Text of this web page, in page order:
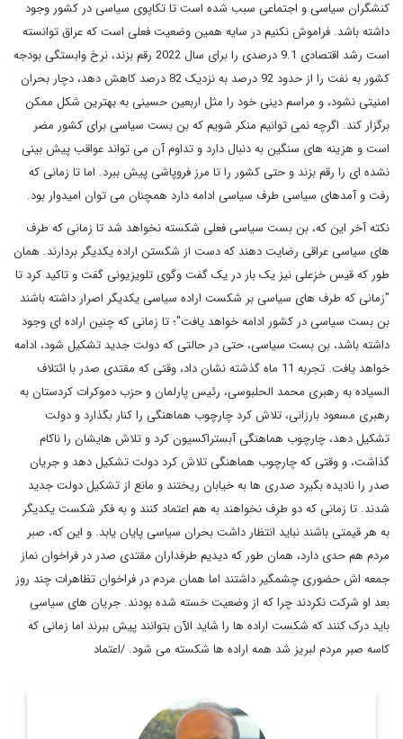
کنشگران سیاسی و اجتماعی سبب شده است تا تکاپوی سیاسی در کشور وجود
داشته باشد. فراموش نکنیم در سایه همین وضعیت فعلی است که عراق توانسته
است رشد اقتصادی 9.1 درصدی را برای سال 2022 رقم بزند، نرخ وابستگی بودجه
کشور به نفت را از حدود 92 درصد به نزدیک 82 درصد کاهش دهد، دچار بحران
امنیتی نشود، و مراسم دینی خود را مثل اربعین حسینی به بهترین شکل ممکن
برگزار کند. اگرچه نمی توانیم منکر شویم که بن بست سیاسی برای کشور مضر
است و هزینه های سنگین به دنبال دارد و تداوم آن می تواند عواقب پیش بینی
نشده ای را رقم بزند و حتی کشور را تا مرز فروپاشی پیش ببرد. اما تا زمانی که
رفت و آمدهای سیاسی طرف سیاسی ادامه دارد همچنان می توان امیدوار بود.
نکته آخر این که، بن بست سیاسی فعلی شکسته نخواهد شد تا زمانی که طرف
های سیاسی عراقی رضایت دهند که دست از شکستن اراده یکدیگر بردارند. همان
طور که قیس خزعلی نیز یک بار در یک گفت وگوی تلویزیونی گفت و تاکید کرد تا
"زمانی که طرف های سیاسی بر شکست اراده سیاسی یکدیگر اصرار داشته باشند
بن بست سیاسی در کشور ادامه خواهد یافت"؛ تا زمانی که چنین اراده ای وجود
داشته باشد، بن بست سیاسی، حتی در حالتی که دولت جدید تشکیل شود، ادامه
خواهد یافت. تجربه 11 ماه گذشته نشان داد، وقتی که مقتدی صدر با ائتلاف
السیاده به رهبری محمد الحلبوسی، رئیس پارلمان و حزب دموکرات کردستان به
رهبری مسعود بارزانی، تلاش کرد چارچوب هماهنگی را کنار بگذارد و دولت
تشکیل دهد، چارچوب هماهنگی آبستراکسیون کرد و تلاش هایشان را ناکام
گذاشت، و وقتی که چارچوب هماهنگی تلاش کرد دولت تشکیل دهد و جریان
صدر را نادیده بگیرد صدری ها به خیابان ریختند و مانع از تشکیل دولت جدید
شدند. تا زمانی که دو طرف نخواهند به هم اعتماد کنند و به فکر شکست یکدیگر
به هر قیمتی باشند نباید انتظار داشت بحران سیاسی پایان یابد. و این که، صبر
مردم هم حدی دارد، همان طور که دیدیم طرفداران مقتدی صدر در فراخوان نماز
جمعه اش حضوری چشمگیر داشتند اما همان مردم در فراخوان تظاهرات چند روز
بعد او شرکت نکردند چرا که از وضعیت خسته شده بودند. جریان های سیاسی
باید درک کنند که شکست اراده ها را شاید الآن بتوانند پیش ببرند اما زمانی که
کاسه صبر مردم لبریز شد همه اراده ها شکسته می شود. /اعتماد
روزنامه نگار، نویسنده، مترجم و سردبیر دیپلماسی ایرانی.